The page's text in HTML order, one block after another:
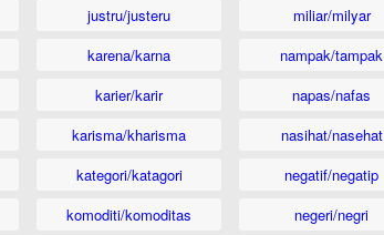
justru/justeru
karena/karna
karier/karir
karisma/kharisma
kategori/katagori
komoditi/komoditas
miliar/milyar
nampak/tampak
napas/nafas
nasihat/nasehat
negatif/negatip
negeri/negri